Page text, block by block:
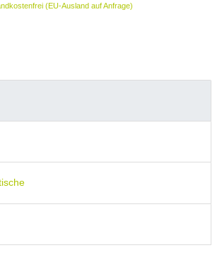
(EU-Ausland auf Anfrage)